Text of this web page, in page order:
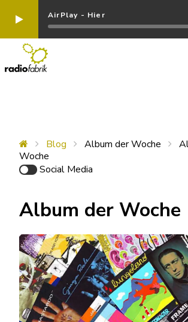
AirPlay - Hier
Blog Album der Woche
Woche
Social Media
Album der Woche